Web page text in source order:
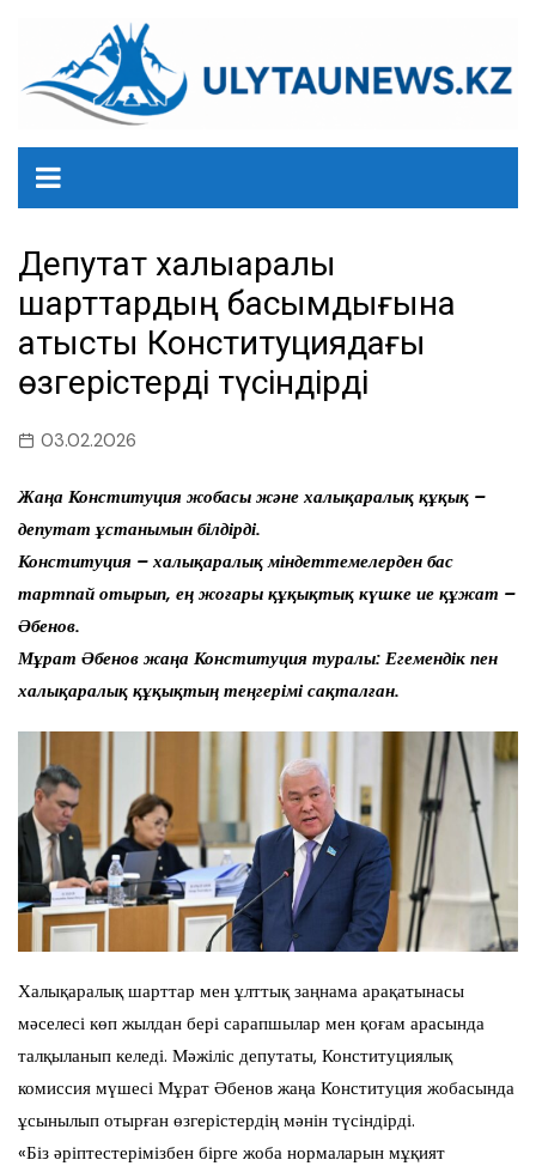
содержанию
Депутат халықаралық
шарттардың басымдығына
қатысты Конституциядағы
өзгерістерді түсіндірді
03.02.2026
Жаңа Конституция жобасы және халықаралық құқық –
депутат ұстанымын білдірді.
Конституция – халықаралық міндеттемелерден бас
тартпай отырып, ең жоғары құқықтық күшке ие құжат –
Әбенов.
Мұрат Әбенов жаңа Конституция туралы: Егемендік пен
халықаралық құқықтың теңгерімі сақталған.
Халықаралық шарттар мен ұлттық заңнама арақатынасы
мәселесі көп жылдан бері сарапшылар мен қоғам арасында
талқыланып келеді. Мәжіліс депутаты, Конституциялық
комиссия мүшесі Мұрат Әбенов жаңа Конституция жобасында
ұсынылып отырған өзгерістердің мәнін түсіндірді.
«Біз әріптестерімізбен бірге жоба нормаларын мұқият